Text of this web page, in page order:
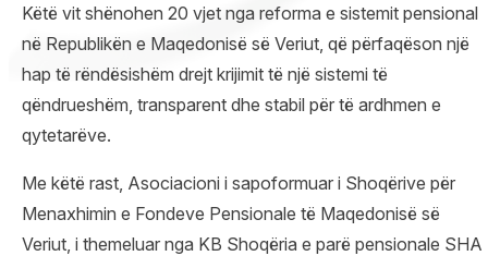
Këtë vit shënohen 20 vjet nga reforma e sistemit pensional
në Republikën e Maqedonisë së Veriut, që përfaqëson një
hap të rëndësishëm drejt krijimit të një sistemi të
qëndrueshëm, transparent dhe stabil për të ardhmen e
qytetarëve.
Me këtë rast, Asociacioni i sapoformuar i Shoqërive për
Menaxhimin e Fondeve Pensionale të Maqedonisë së
Veriut, i themeluar nga KB Shoqëria e parë pensionale SHA